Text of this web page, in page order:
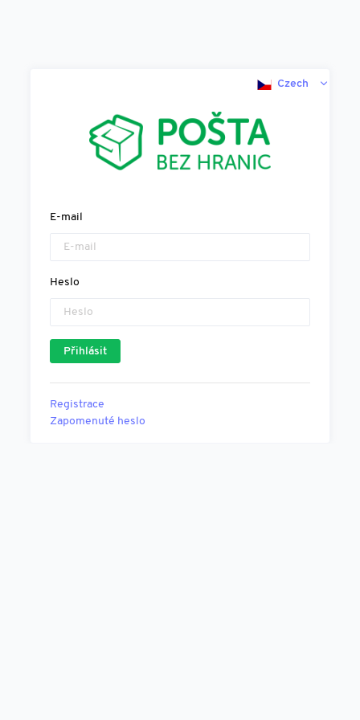
Czech
E-mail
Heslo
Registrace
Zapomenuté heslo